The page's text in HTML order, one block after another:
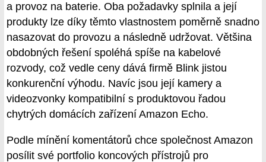
a provoz na baterie. Oba požadavky splnila a její
produkty lze díky těmto vlastnostem poměrně snadno
nasazovat do provozu a následně udržovat. Většina
obdobných řešení spoléhá spíše na kabelové
rozvody, což vedle ceny dává firmě Blink jistou
konkurenční výhodu. Navíc jsou její kamery a
videozvonky kompatibilní s produktovou řadou
chytrých domácích zařízení Amazon Echo.
Podle mínění komentátorů chce společnost Amazon
posílit své portfolio koncových přístrojů pro